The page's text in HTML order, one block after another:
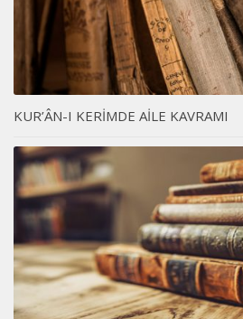
KUR’ÂN-I KERİMDE AİLE KAVRAMI